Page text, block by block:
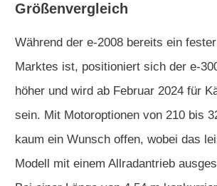
Größenvergleich
Während der e-2008 bereits ein
Marktes ist, positioniert sich der e-
höher und wird ab Februar 2024 für
sein. Mit Motoroptionen von 210 bis
kaum ein Wunsch offen, wobei das
Modell mit einem Allradantrieb